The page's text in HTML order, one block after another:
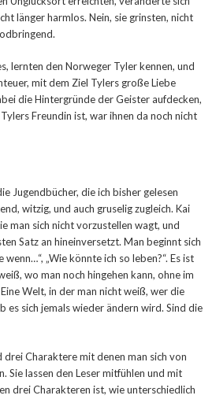
länger harmlos. Nein, sie grinsten, nicht
lernten den Norweger Tyler kennen, und
mit dem Ziel Tylers große Liebe
die Hintergründe der Geister aufdecken,
Freundin ist, war ihnen da noch nicht
Jugendbücher, die ich bisher gelesen
witzig, und auch gruselig zugleich. Kai
man sich nicht vorzustellen wagt, und
Satz an hineinversetzt. Man beginnt sich
wenn…“, „Wie könnte ich so leben?“. Es ist
wo man noch hingehen kann, ohne im
Welt, in der man nicht weiß, wer die
es sich jemals wieder ändern wird. Sind die
drei Charaktere mit denen man sich von
Sie lassen den Leser mitfühlen und mit
drei Charakteren ist, wie unterschiedlich